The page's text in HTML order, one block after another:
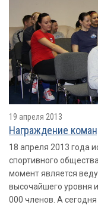
19 апреля 2013
Награждение
18 апреля 2013 года
спортивного
момент является
высочайшего уровня
000 членов. А